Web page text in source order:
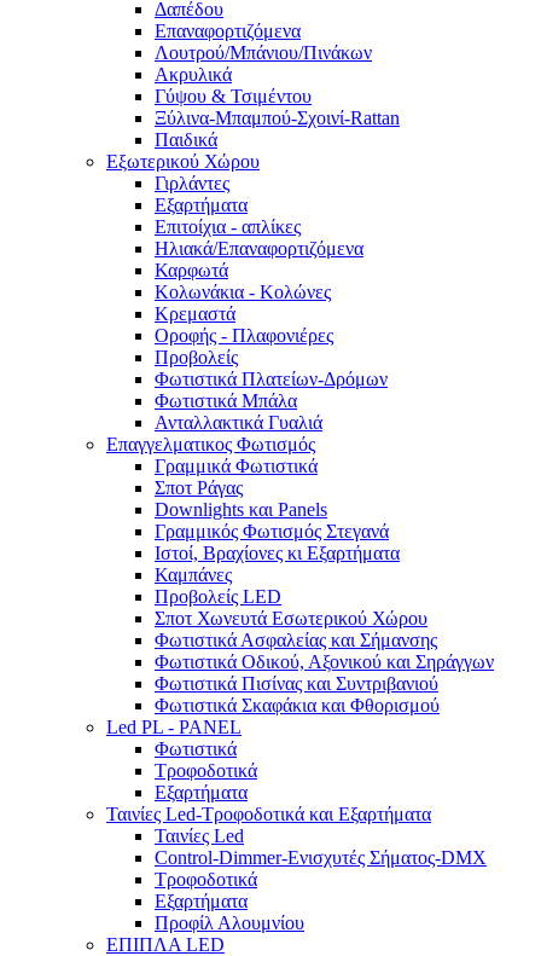
Δαπέδου
Επαναφορτιζόμενα
Λουτρού/Μπάνιου/Πινάκων
Ακρυλικά
Γύψου & Τσιμέντου
Ξύλινα-Μπαμπού-Σχοινί-Rattan
Παιδικά
Εξωτερικού Χώρου
Γιρλάντες
Εξαρτήματα
Επιτοίχια - απλίκες
Ηλιακά/Επαναφορτιζόμενα
Καρφωτά
Κολωνάκια - Κολώνες
Κρεμαστά
Οροφής - Πλαφονιέρες
Προβολείς
Φωτιστικά Πλατείων-Δρόμων
Φωτιστικά Μπάλα
Ανταλλακτικά Γυαλιά
Επαγγελματικος Φωτισμός
Γραμμικά Φωτιστικά
Σποτ Ράγας
Downlights και Panels
Γραμμικός Φωτισμός Στεγανά
Ιστοί, Βραχίονες κι Εξαρτήματα
Καμπάνες
Προβολείς LED
Σποτ Χωνευτά Εσωτερικού Χώρου
Φωτιστικά Ασφαλείας και Σήμανσης
Φωτιστικά Οδικού, Αξονικού και Σηράγγων
Φωτιστικά Πισίνας και Συντριβανιού
Φωτιστικά Σκαφάκια και Φθορισμού
Led PL - PANEL
Φωτιστικά
Τροφοδοτικά
Εξαρτήματα
Ταινίες Led-Τροφοδοτικά και Εξαρτήματα
Ταινίες Led
Control-Dimmer-Ενισχυτές Σήματος-DMX
Τροφοδοτικά
Εξαρτήματα
Προφίλ Αλουμνίου
ΕΠΙΠΛΑ LED